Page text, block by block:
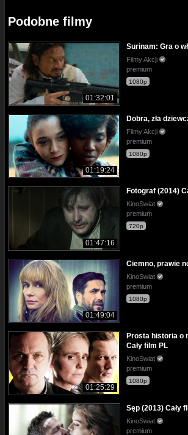
Podobne filmy
01:32:01
Surinam: Gra o
Filmy Akcji
premium
1080p
01:19:24
Dobra, zła
Filmy Akcji
premium
1080p
01:47:16
Fotograf (2014)
KinoSwiat
premium
720p
01:49:04
Ciemno, prawie
KinoSwiat
premium
1080p
01:25:29
Prosta historia o
Cały film PL
KinoSwiat
premium
1080p
Sęp (2013) Cały
KinoSwiat
premium